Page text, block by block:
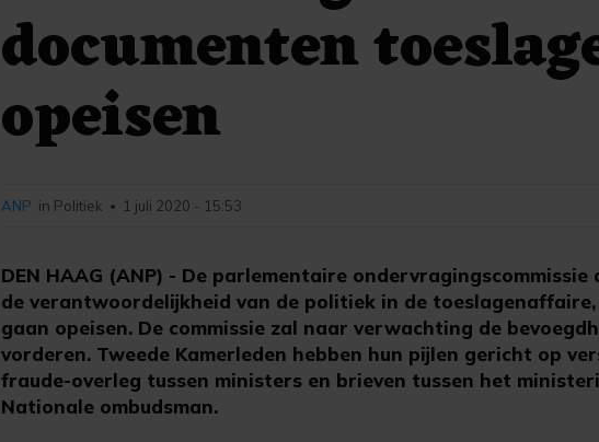
documenten
opeisen
DEN HAAG (ANP) - De parlementaire
de verantwoordelijkheid van de politiek in de toeslagenaffaire,
gaan opeisen. De commissie zal naar verwachting de
vorderen. Tweede Kamerleden hebben hun pijlen gericht op
fraude-overleg tussen ministers en brieven tussen het
Nationale ombudsman.
ANP in Politiek • 1 juli 2020 - 15:53